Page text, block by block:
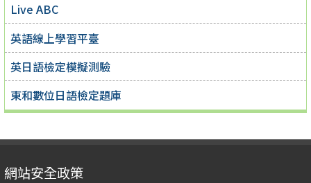
Live ABC
英語線上學習平臺
英日語檢定模擬測驗
東和數位日語檢定題庫
網站安全政策